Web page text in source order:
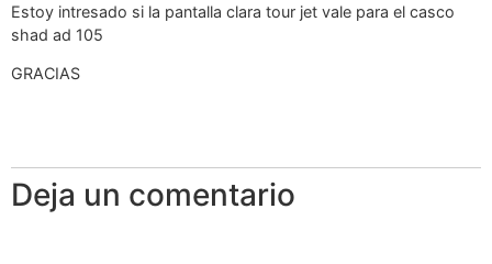
Estoy intresado si la pantalla clara tour jet vale para el casco
shad ad 105
GRACIAS
Deja un comentario